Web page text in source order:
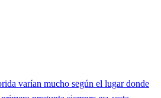
varían mucho según el lugar donde